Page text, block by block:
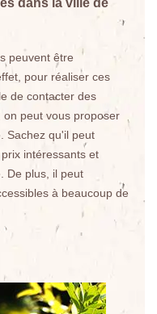
dans la ville de
peuvent être
pour réaliser ces
de contacter des
on peut vous proposer
Sachez qu'il peut
intéressants et
De plus, il peut
à beaucoup de